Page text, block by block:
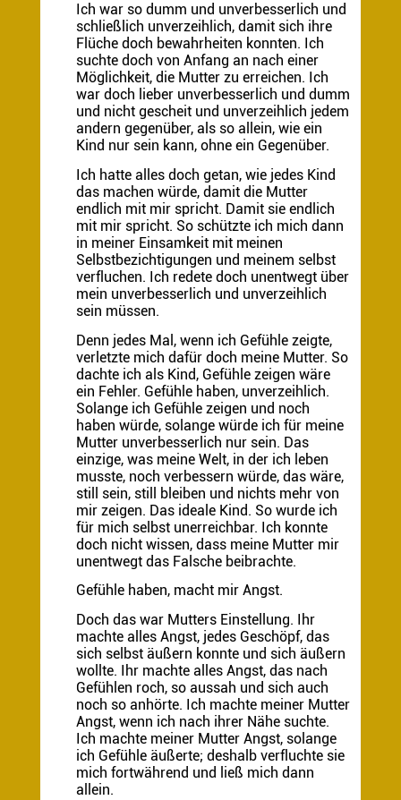
Ich war so dumm und unverbesserlich und
schließlich unverzeihlich, damit sich ihre
Flüche doch bewahrheiten konnten. Ich
suchte doch von Anfang an nach einer
Möglichkeit, die Mutter zu erreichen. Ich
war doch lieber unverbesserlich und dumm
und nicht gescheit und unverzeihlich jedem
andern gegenüber, als so allein, wie ein
Kind nur sein kann, ohne ein Gegenüber.
Ich hatte alles doch getan, wie jedes Kind
das machen würde, damit die Mutter
endlich mit mir spricht. Damit sie endlich
mit mir spricht. So schützte ich mich dann
in meiner Einsamkeit mit meinen
Selbstbezichtigungen und meinem selbst
verfluchen. Ich redete doch unentwegt über
mein unverbesserlich und unverzeihlich
sein müssen.
Denn jedes Mal, wenn ich Gefühle zeigte,
verletzte mich dafür doch meine Mutter. So
dachte ich als Kind, Gefühle zeigen wäre
ein Fehler. Gefühle haben, unverzeihlich.
Solange ich Gefühle zeigen und noch
haben würde, solange würde ich für meine
Mutter unverbesserlich nur sein. Das
einzige, was meine Welt, in der ich leben
musste, noch verbessern würde, das wäre,
still sein, still bleiben und nichts mehr von
mir zeigen. Das ideale Kind. So wurde ich
für mich selbst unerreichbar. Ich konnte
doch nicht wissen, dass meine Mutter mir
unentwegt das Falsche beibrachte.
Gefühle haben, macht mir Angst.
Doch das war Mutters Einstellung. Ihr
machte alles Angst, jedes Geschöpf, das
sich selbst äußern konnte und sich äußern
wollte. Ihr machte alles Angst, das nach
Gefühlen roch, so aussah und sich auch
noch so anhörte. Ich machte meiner Mutter
Angst, wenn ich nach ihrer Nähe suchte.
Ich machte meiner Mutter Angst, solange
ich Gefühle äußerte; deshalb verfluchte sie
mich fortwährend und ließ mich dann
allein.